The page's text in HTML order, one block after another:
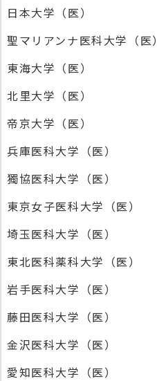
日本大学（医）
聖マリアンナ医科大学（医）
東海大学（医）
北里大学（医）
帝京大学（医）
兵庫医科大学（医）
獨協医科大学（医）
東京女子医科大学（医）
埼玉医科大学（医）
東北医科薬科大学（医）
岩手医科大学（医）
藤田医科大学（医）
金沢医科大学（医）
愛知医科大学（医）